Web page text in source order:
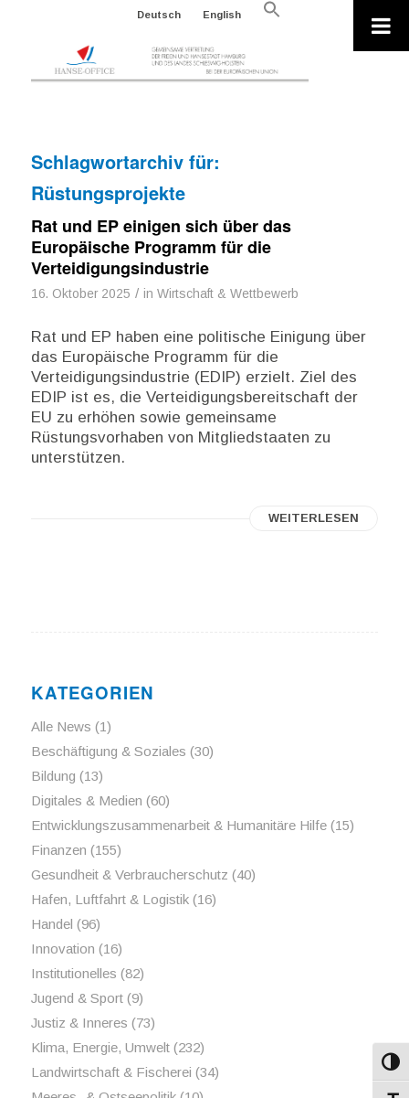
Deutsch English
Search
Schlagwortarchiv für:
Rüstungsprojekte
Rat und EP einigen sich über das
Europäische Programm für die
Verteidigungsindustrie
16. Oktober 2025 / in Wirtschaft & Wettbewerb
Rat und EP haben eine politische Einigung über
das Europäische Programm für die
Verteidigungsindustrie (EDIP) erzielt. Ziel des
EDIP ist es, die Verteidigungsbereitschaft der
EU zu erhöhen sowie gemeinsame
Rüstungsvorhaben von Mitgliedstaaten zu
unterstützen.
WEITERLESEN
KATEGORIEN
Alle News (1)
Beschäftigung & Soziales (30)
Bildung (13)
Digitales & Medien (60)
Entwicklungszusammenarbeit & Humanitäre Hilfe(15)
Finanzen (155)
Gesundheit & Verbraucherschutz (40)
Hafen, Luftfahrt & Logistik(16)
Handel (96)
Innovation (16)
Institutionelles (82)
Jugend & Sport(9)
Justiz & Inneres (73)
Klima, Energie, Umwelt(232)
Landwirtschaft & Fischerei (34)